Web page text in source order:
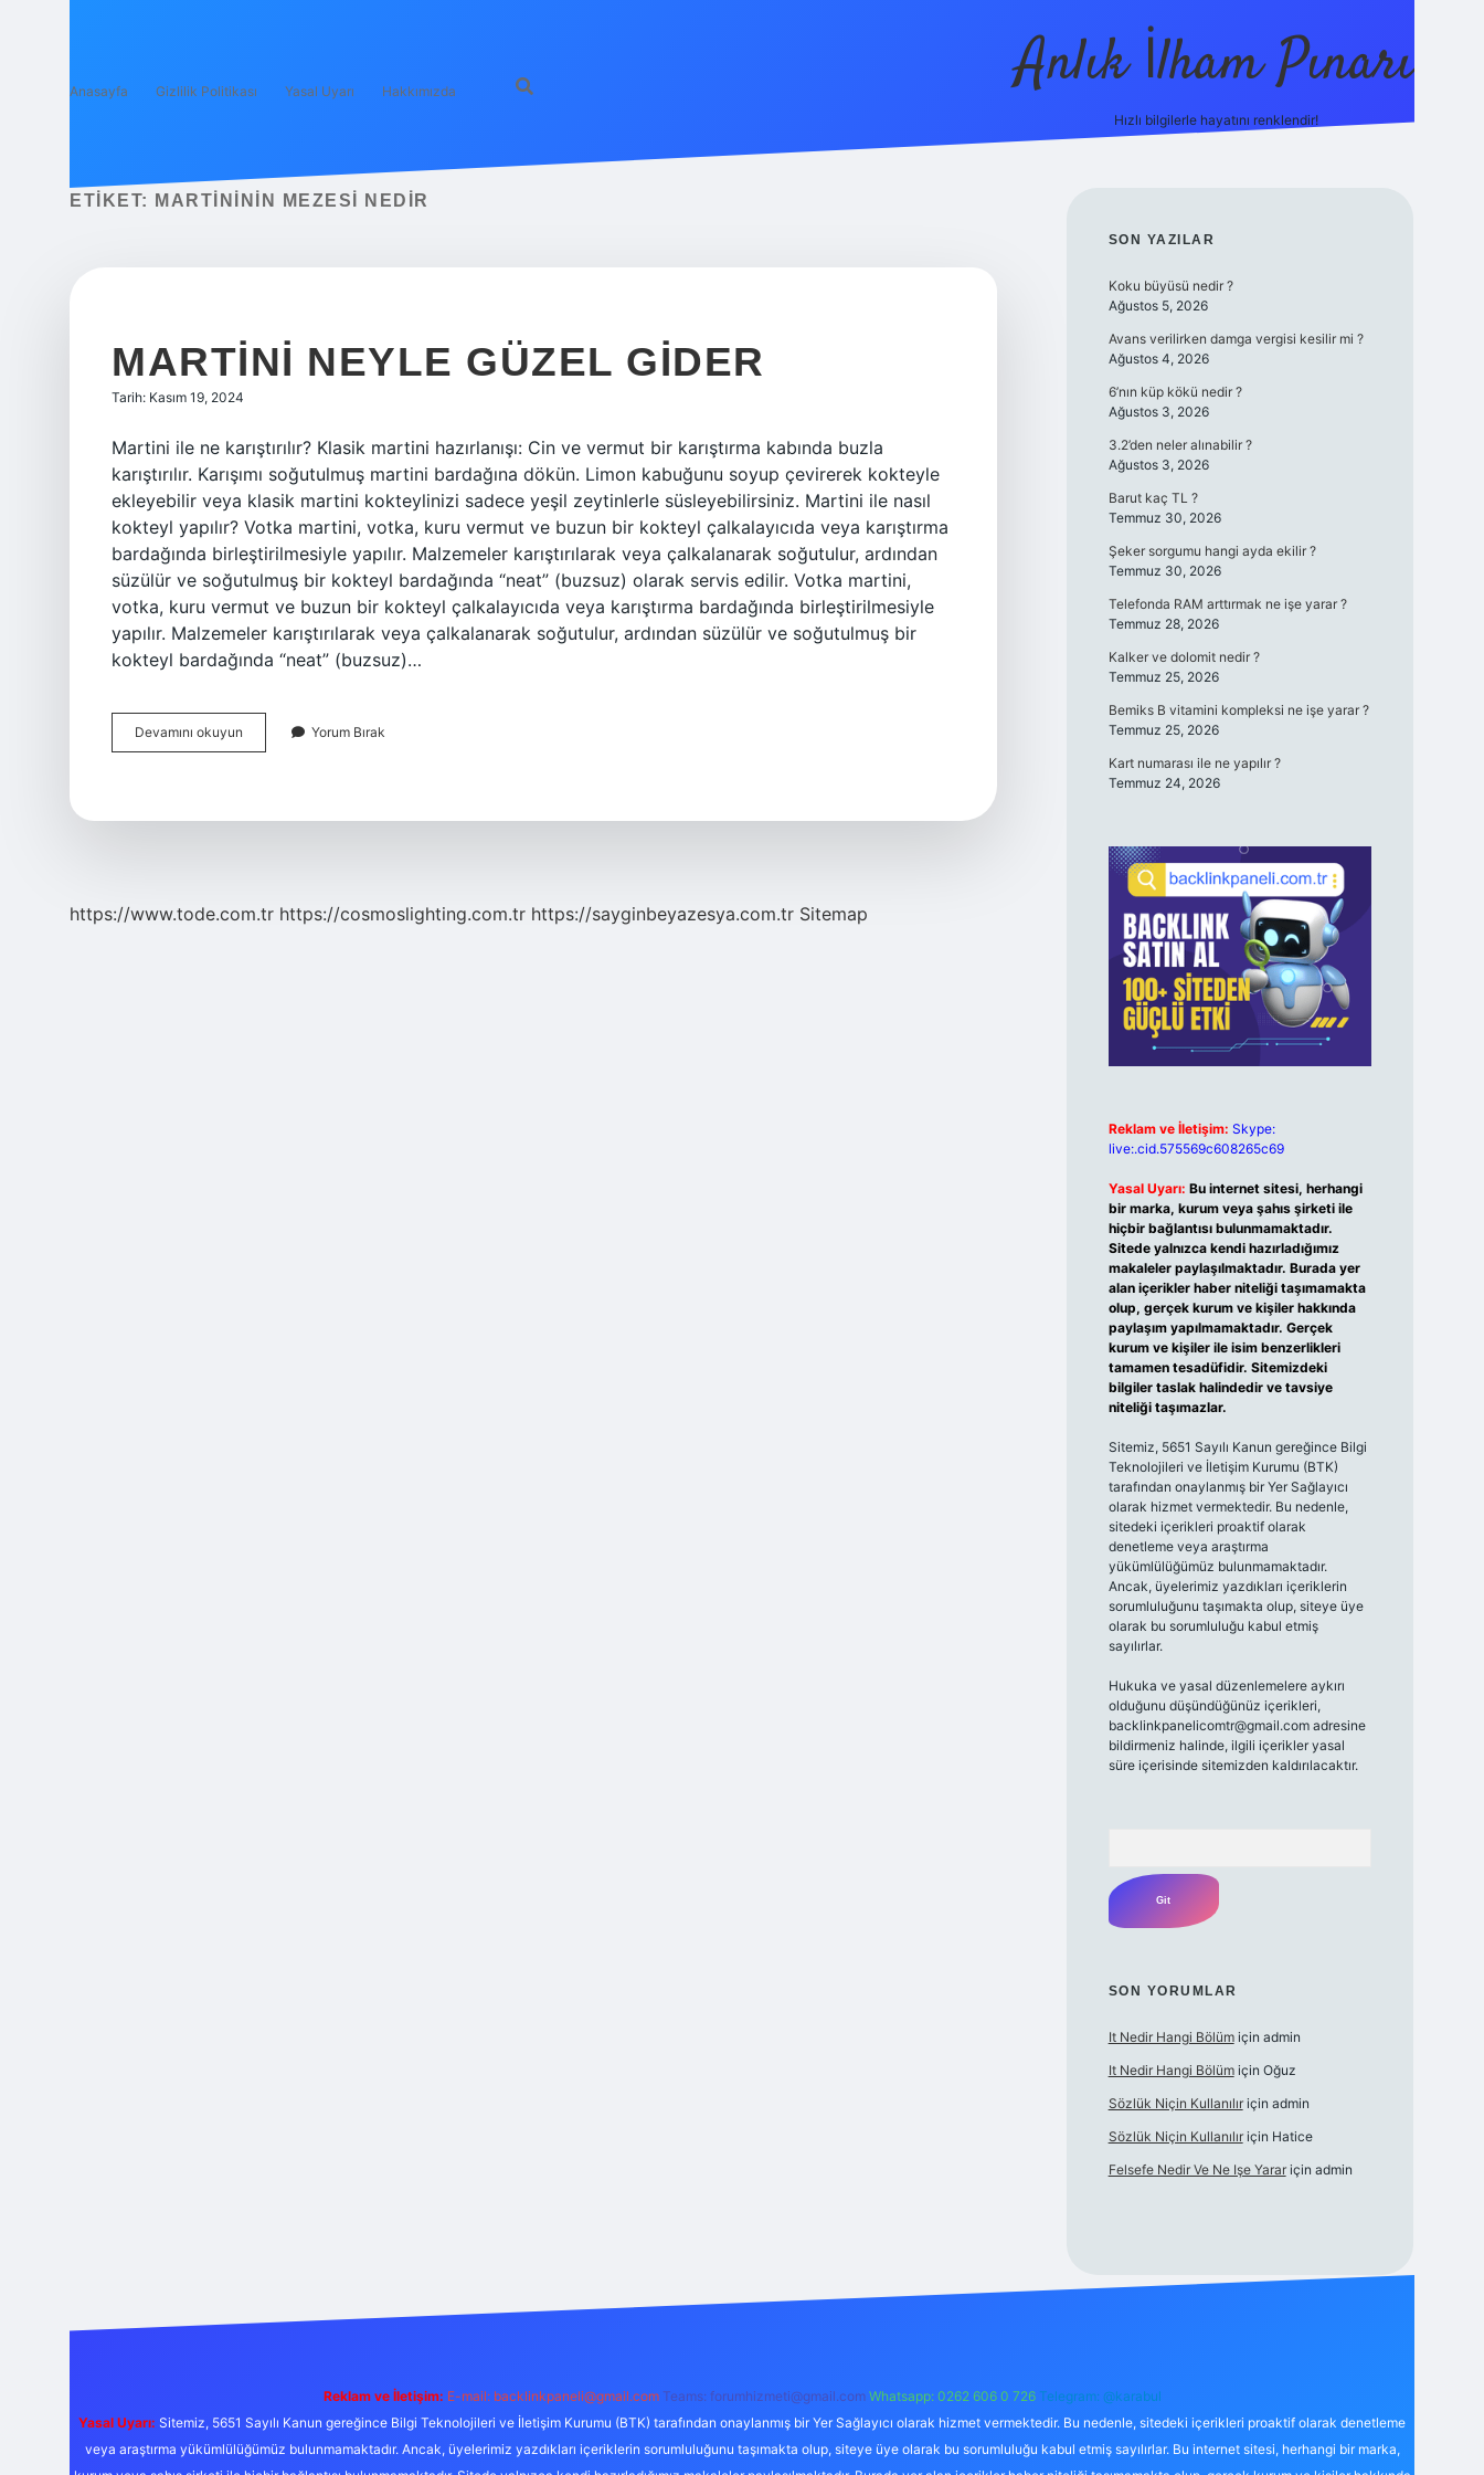
Anasayfa Gizlilik Politikası Yasal Uyarı Hakkımızda Anlık İlham Pınarı
Hızlı bilgilerle hayatını renklendir!
ETIKET: MARTINININ MEZESI NEDIR
MARTINI NEYLE GÜZEL GIDER
Tarih: Kasım 19, 2024
Martini ile ne karıştırılır? Klasik martini hazırlanışı: Cin ve vermut bir karıştırma kabında buzla
karıştırılır. Karışımı soğutulmuş martini bardağına dökün. Limon kabuğunu soyup çevirerek kokteyle
ekleyebilir veya klasik martini kokteylinizi sadece yeşil zeytinlerle süsleyebilirsiniz. Martini ile nasıl
kokteyl yapılır? Votka martini, votka, kuru vermut ve buzun bir kokteyl çalkalayıcıda veya karıştırma
bardağında birleştirilmesiyle yapılır. Malzemeler karıştırılarak veya çalkalanarak soğutulur, ardından
süzülür ve soğutulmuş bir kokteyl bardağında “neat” (buzsuz) olarak servis edilir. Votka martini,
votka, kuru vermut ve buzun bir kokteyl çalkalayıcıda veya karıştırma bardağında birleştirilmesiyle
yapılır. Malzemeler karıştırılarak veya çalkalanarak soğutulur, ardından süzülür ve soğutulmuş bir
kokteyl bardağında “neat” (buzsuz)…
Devamını okuyun
Neyle
Yorum Bırak
https://www.tode.com.tr https://cosmoslighting.com.tr https://sayginbeyazesya.com.tr Sitemap
SIDEBAR
SON YAZILAR
Koku büyüsü nedir ?
Ağustos 5, 2026
Avans verilirken damga vergisi kesilir mi ?
Ağustos 4, 2026
6’nın küp kökü nedir ?
Ağustos 3, 2026
3.2’den neler alınabilir ?
Ağustos 3, 2026
Barut kaç TL ?
Temmuz 30, 2026
Şeker sorgumu hangi ayda ekilir ?
Temmuz 30, 2026
Telefonda RAM arttırmak ne işe yarar ?
Temmuz 28, 2026
Kalker ve dolomit nedir ?
Temmuz 25, 2026
Bemiks B vitamini kompleksi ne işe yarar ?
Temmuz 25, 2026
Kart numarası ile ne yapılır ?
Temmuz 24, 2026
Reklam ve İletişim: Skype:
live:.cid.575569c608265c69
Yasal Uyarı: Bu internet sitesi, herhangi
bir marka, kurum veya şahıs şirketi ile
hiçbir bağlantısı bulunmamaktadır.
Sitede yalnızca kendi hazırladığımız
makaleler paylaşılmaktadır. Burada yer
alan içerikler haber niteliği taşımamakta
olup, gerçek kurum ve kişiler hakkında
paylaşım yapılmamaktadır. Gerçek
kurum ve kişiler ile isim benzerlikleri
tamamen tesadüfidir. Sitemizdeki
bilgiler taslak halindedir ve tavsiye
niteliği taşımazlar.
Sitemiz, 5651 Sayılı Kanun gereğince Bilgi
Teknolojileri ve İletişim Kurumu (BTK)
tarafından onaylanmış bir Yer Sağlayıcı
olarak hizmet vermektedir. Bu nedenle,
sitedeki içerikleri proaktif olarak
denetleme veya araştırma
yükümlülüğümüz bulunmamaktadır.
Ancak, üyelerimiz yazdıkları içeriklerin
sorumluluğunu taşımakta olup, siteye üye
olarak bu sorumluluğu kabul etmiş
sayılırlar.
Hukuka ve yasal düzenlemelere aykırı
olduğunu düşündüğünüz içerikleri,
backlinkpanelicomtr@gmail.comadresine
bildirmeniz halinde, ilgili içerikler yasal
süre içerisinde sitemizden kaldırılacaktır.
SON YORUMLAR
It Nedir Hangi Bölümiçin admin
It Nedir Hangi Bölümiçin Oğuz
Sözlük Niçin Kullanılıriçin admin
Sözlük Niçin Kullanılıriçin Hatice
Felsefe Nedir Ve Ne Işe Yarariçin admin
Reklam ve İletişim: E-mail: backlinkpaneli@gmail.com Teams: forumhizmeti@gmail.com Whatsapp: 0262 606 0 726 Telegram: @karabul
Yasal Uyarı: Sitemiz, 5651 Sayılı Kanun gereğince Bilgi Teknolojileri ve İletişim Kurumu (BTK) tarafından onaylanmış bir Yer Sağlayıcı olarak hizmet vermektedir. Bu nedenle, sitedeki içerikleri proaktif olarak denetleme
veya araştırma yükümlülüğümüz bulunmamaktadır. Ancak, üyelerimiz yazdıkları içeriklerin sorumluluğunu taşımakta olup, siteye üye olarak bu sorumluluğu kabul etmiş sayılırlar. Bu internet sitesi, herhangi bir marka,